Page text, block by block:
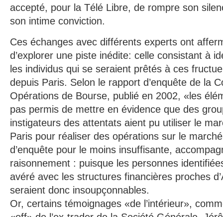
accepté, pour la Télé Libre, de rompre son
son intime conviction.
Ces échanges avec différents experts ont
d’explorer une piste inédite: celle consistant à
les individus qui se seraient prêtés à ces
depuis Paris. Selon le rapport d’enquête de la
Opérations de Bourse, publié en 2002, «les
pas permis de mettre en évidence que des
instigateurs des attentats aient pu utiliser le
Paris pour réaliser des opérations sur le
d’enquête pour le moins insuffisante,
raisonnement : puisque les personnes
avéré avec les structures financières proches
seraient donc insoupçonnables.
Or, certains témoignages «de l’intérieur»,